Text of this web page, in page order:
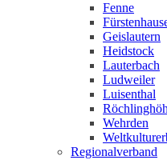
Fenne
Geislautern
Heidstock
Lauterbach
Ludweiler
Luisenthal
Wehrden
Regionalverband